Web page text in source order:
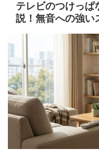
テレビのつけっぱ
説！無音への強い